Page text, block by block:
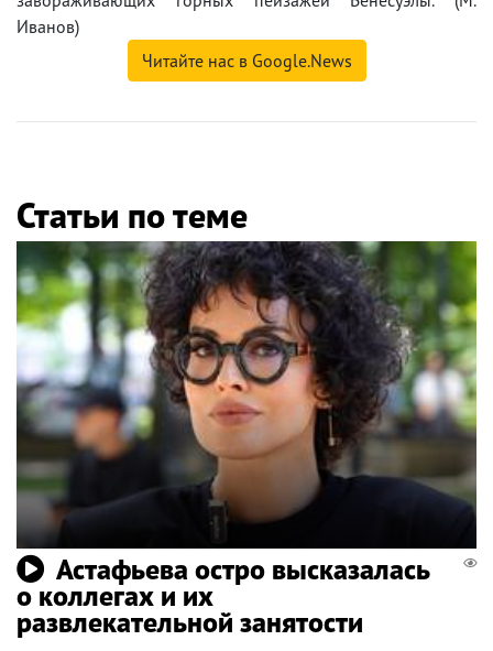
Иванов)
Читайте нас в Google.News
Статьи по теме
Астафьева остро высказалась
о коллегах и их
развлекательной занятости